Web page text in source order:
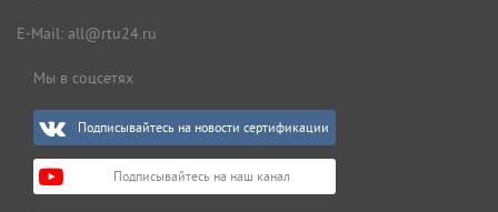
E-Mail: all@rtu24.ru
Мы в соцсетях
Подписывайтесь на новости сертификации
Подписывайтесь на наш канал